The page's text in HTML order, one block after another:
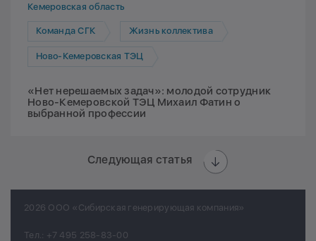
Кемеровская область
Команда СГК Жизнь коллектива
Ново-Кемеровская ТЭЦ
«Нет нерешаемых задач»: молодой сотрудник
Ново-Кемеровской ТЭЦ Михаил Фатин о
выбранной профессии
Следующая статья
2026 ООО «Сибирская генерирующая компания»
Тел.: +7 495 258-83-00